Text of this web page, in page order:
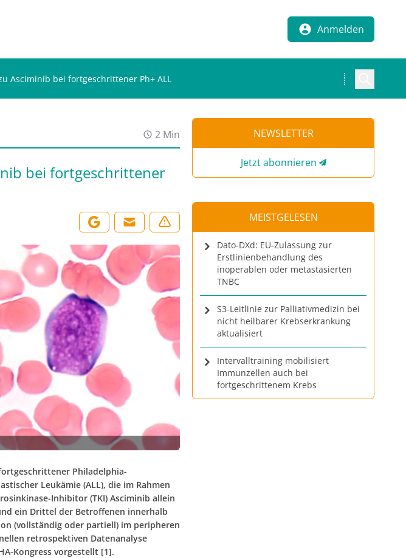
Anmelden
Asciminib bei fortgeschrittener Ph+ ALL
2 Min
bei fortgeschrittener
Philadelphia-
Leukämie (ALL), die im Rahmen
Inhibitor (TKI) Asciminib allein
ein Drittel der Betroffenen innerhalb
(vollständig oder partiell) im peripheren
retrospektiven Datenanalyse
Kongress vorgestellt [1].
NEWSLETTER
Jetzt abonnieren
MEISTGELESEN
Dato-DXd: EU-Zulassung zur
Erstlinienbehandlung des
inoperablen oder metastasierten
TNBC
S3-Leitlinie zur Palliativmedizin bei
nicht heilbarer Krebserkrankung
aktualisiert
Intervalltraining mobilisiert
Immunzellen auch bei
fortgeschrittenem Krebs